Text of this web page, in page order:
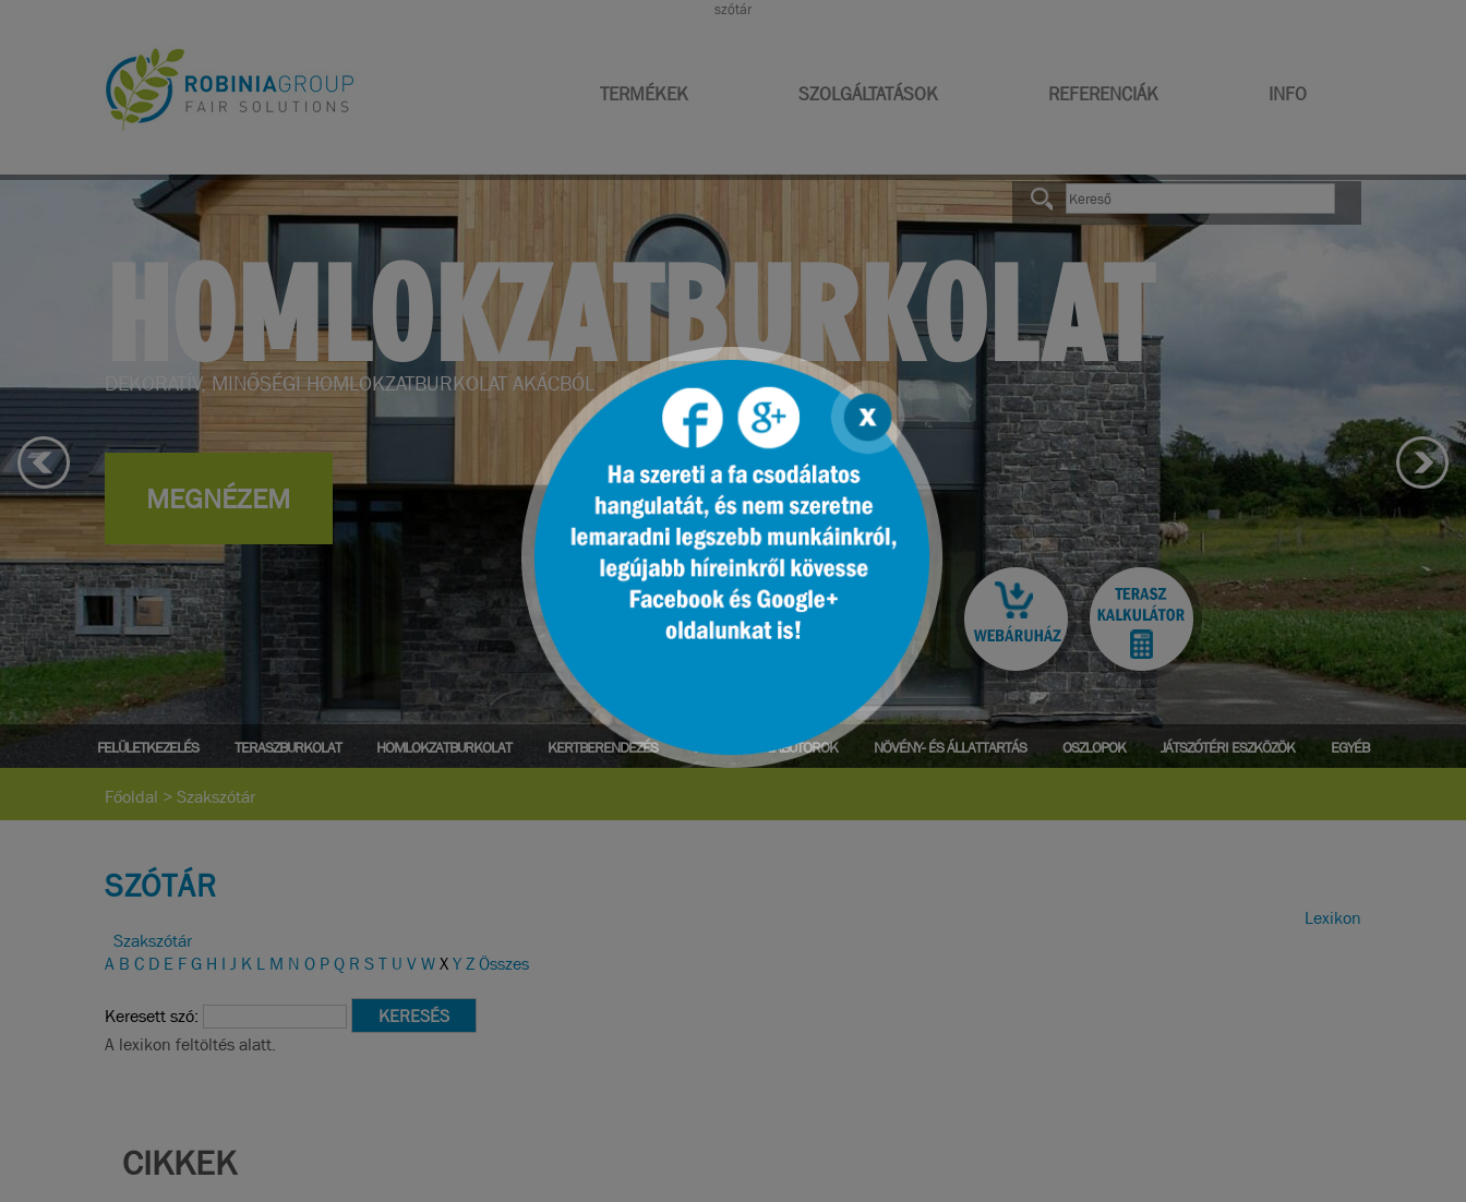
szótár
TERMÉKEK SZOLGÁLTATÁSOK REFERENCIÁK INFO
KERTBERENDEZÉS
KERTI BÚTOROK, KERTÉPÍTÉS
MEGNÉZEM
FELÜLETKEZELÉS TERASZBURKOLAT HOMLOKZATBURKOLAT KERTBERENDEZÉS PARK- ÉS UTCABÚTOROK NÖVÉNY- ÉS ÁLLATTARTÁS OSZLOPOK JÁTSZÓTÉRI ESZKÖZÖK EGYÉB
Főoldal >Szakszótár
Lexikon
SZÓTÁR
Szakszótár
A B C D E FG H I J K L M N O PQ R ST U VWXYZÖsszes
Keresett szó:
A lexikon feltöltés alatt.
CIKKEK